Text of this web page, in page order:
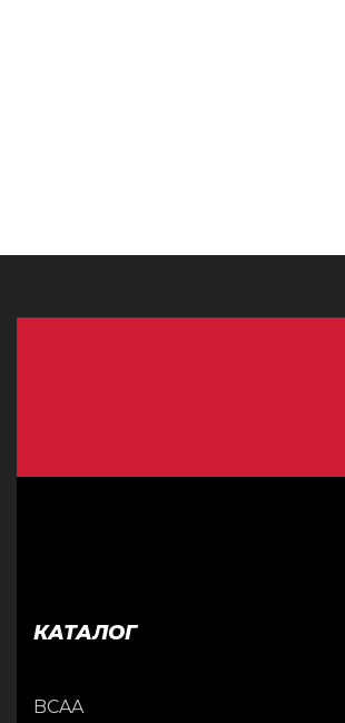
КАТАЛОГ
BCAA